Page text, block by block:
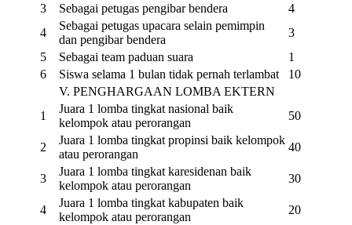
3
Sebagai petugas pengibar bendera
4
4
Sebagai petugas upacara selain pemimpin
dan pengibar bendera
3
5
Sebagai team paduan suara
1
6
Siswa selama 1 bulan tidak pernah terlambat
10
V. PENGHARGAAN LOMBA EKTERN
1
Juara 1 lomba tingkat nasional baik
kelompok atau perorangan
50
2
Juara 1 lomba tingkat propinsi baik kelompok
atau perorangan
40
3
Juara 1 lomba tingkat karesidenan baik
kelompok atau perorangan
30
4
Juara 1 lomba tingkat kabupaten baik
kelompok atau perorangan
20